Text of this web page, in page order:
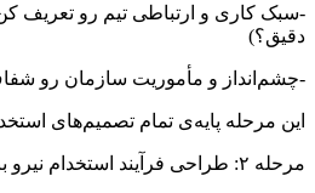
-سبک کاری و ارتباطی تیم رو
دقیق؟)
-چشم‌انداز و مأموریت سازمان رو
این مرحله پایه‌ی تمام تصمیم‌های
مرحله ۲: طراحی فرآیند استخدام نیرو بر اساس هویت